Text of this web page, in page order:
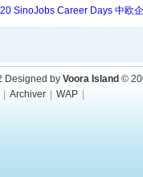
SinoJobs Career Days 中欧
Designed by Voora Island ©
Archiver WAP